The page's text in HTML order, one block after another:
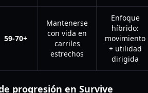
59-70+
Mantenerse
con vida en
carriles
estrechos
Enfoque
híbrido:
movimiento
+ utilidad
dirigida
progresión en Survive